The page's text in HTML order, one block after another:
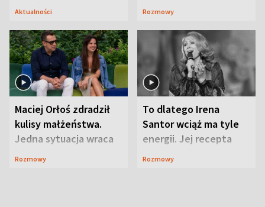
Lubelszczyzna
Aktualności Rozmowy
Maciej Orłoś zdradził
kulisy małżeństwa.
Jedna sytuacja wraca
jak bumerang
Rozmowy
To dlatego Irena
Santor wciąż ma tyle
energii. Jej recepta
jest zaskakująco
Rozmowy